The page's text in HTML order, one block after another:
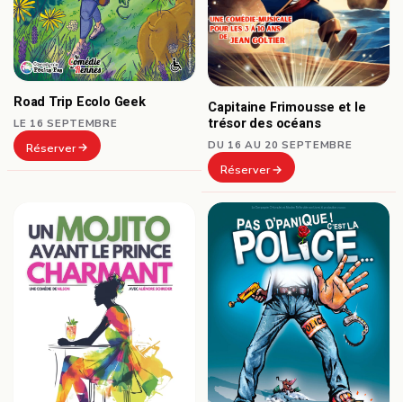
Road Trip Ecolo Geek
LE 16 SEPTEMBRE
Réserver
Capitaine Frimousse et le
trésor des océans
DU 16 AU 20 SEPTEMBRE
Réserver